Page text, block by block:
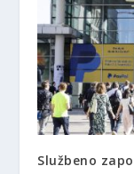
Službeno